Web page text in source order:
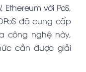
với PoS,
đã cung cấp
công nghệ này,
cần được giải